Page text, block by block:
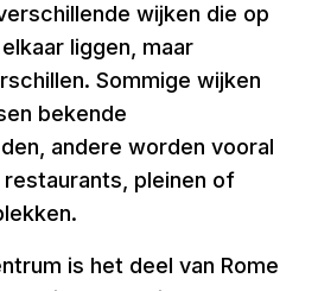
wijken die op
liggen, maar
Sommige wijken
bekende
andere worden vooral
pleinen of
is het deel van Rome